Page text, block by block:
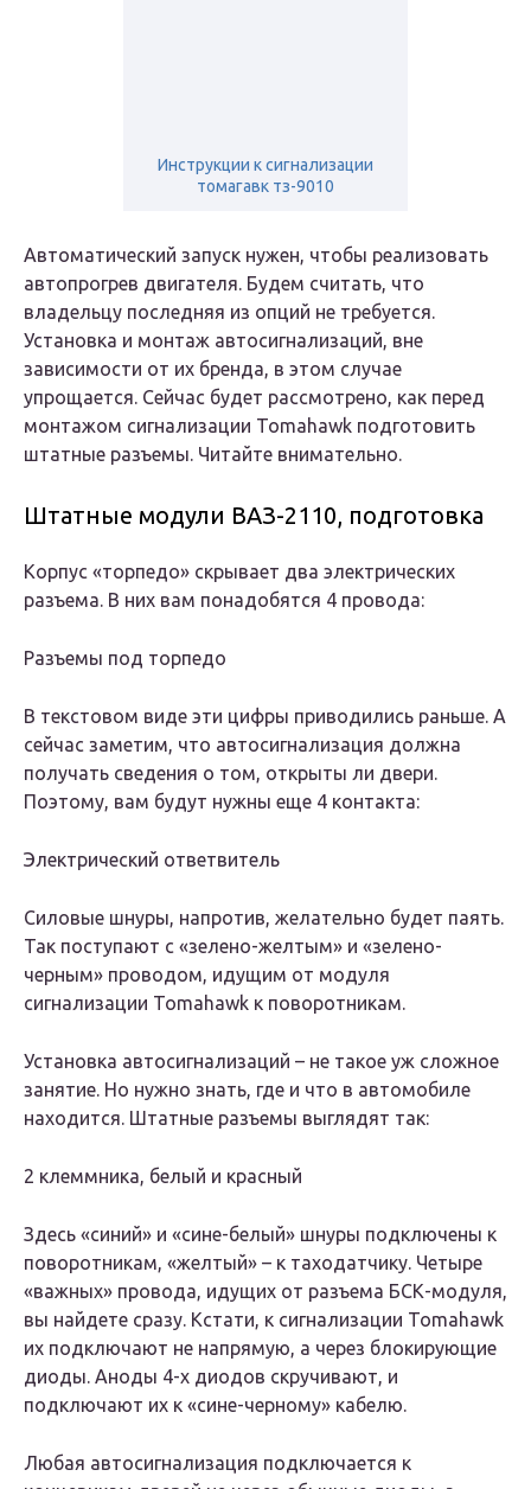
Инструкции к сигнализации
томагавк тз-9010
Автоматический запуск нужен, чтобы реализовать
автопрогрев двигателя. Будем считать, что
владельцу последняя из опций не требуется.
Установка и монтаж автосигнализаций, вне
зависимости от их бренда, в этом случае
упрощается. Сейчас будет рассмотрено, как перед
монтажом сигнализации Tomahawk подготовить
штатные разъемы. Читайте внимательно.
Штатные модули ВАЗ-2110, подготовка
Корпус «торпедо» скрывает два электрических
разъема. В них вам понадобятся 4 провода:
Разъемы под торпедо
В текстовом виде эти цифры приводились раньше. А
сейчас заметим, что автосигнализация должна
получать сведения о том, открыты ли двери.
Поэтому, вам будут нужны еще 4 контакта:
Электрический ответвитель
Силовые шнуры, напротив, желательно будет паять.
Так поступают с «зелено-желтым» и «зелено-
черным» проводом, идущим от модуля
сигнализации Tomahawk к поворотникам.
Установка автосигнализаций – не такое уж сложное
занятие. Но нужно знать, где и что в автомобиле
находится. Штатные разъемы выглядят так:
2 клеммника, белый и красный
Здесь «синий» и «сине-белый» шнуры подключены к
поворотникам, «желтый» – к таходатчику. Четыре
«важных» провода, идущих от разъема БСК-модуля,
вы найдете сразу. Кстати, к сигнализации Tomahawk
их подключают не напрямую, а через блокирующие
диоды. Аноды 4-х диодов скручивают, и
подключают их к «сине-черному» кабелю.
Любая автосигнализация подключается к